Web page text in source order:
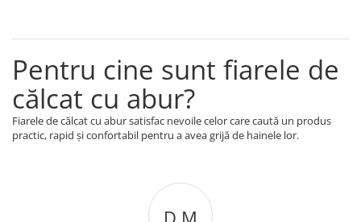
Mop cu abur
Curatator aburi
Solutii pentru plosnite
Accesorii & Consumabile
Accesorii statii de calcat
Accesorii dispozitive profesionale
Pentru cine sunt fiarele de
călcat cu abur?
Fiarele de călcat cu abur satisfac nevoile celor care caută un produs
practic, rapid și confortabil pentru a avea grijă de hainele lor.
D M